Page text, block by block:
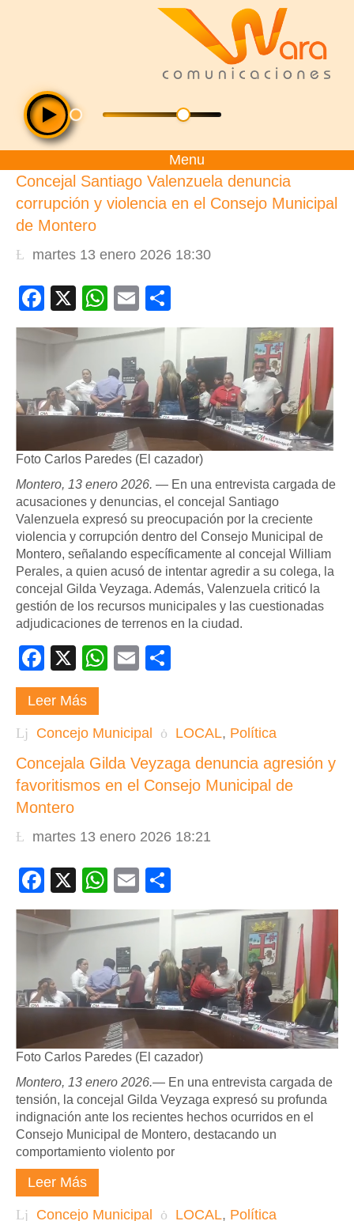
Menu
Concejal Santiago Valenzuela denuncia
corrupción y violencia en el Consejo Municipal
de Montero
martes 13 enero 2026 18:30
Facebook
X WhatsApp
Email
Foto Carlos Paredes (El cazador)
Montero, 13 enero 2026. — En una entrevista cargada de
acusaciones y denuncias, el concejal Santiago
Valenzuela expresó su preocupación por la creciente
violencia y corrupción dentro del Consejo Municipal de
Montero, señalando específicamente al concejal William
Perales, a quien acusó de intentar agredir a su colega, la
concejal Gilda Veyzaga. Además, Valenzuela criticó la
gestión de los recursos municipales y las cuestionadas
adjudicaciones de terrenos en la ciudad.
Facebook
X WhatsApp
Email
Leer Más
Concejo Municipal LOCAL, Política
Concejala Gilda Veyzaga denuncia agresión y
favoritismos en el Consejo Municipal de
Montero
martes 13 enero 2026 18:21
Facebook
X WhatsApp
Email
Foto Carlos Paredes (El cazador)
Montero, 13 enero 2026.— En una entrevista cargada de
tensión, la concejal Gilda Veyzaga expresó su profunda
indignación ante los recientes hechos ocurridos en el
Consejo Municipal de Montero, destacando un
comportamiento violento por
Leer Más
Concejo Municipal LOCAL, Política